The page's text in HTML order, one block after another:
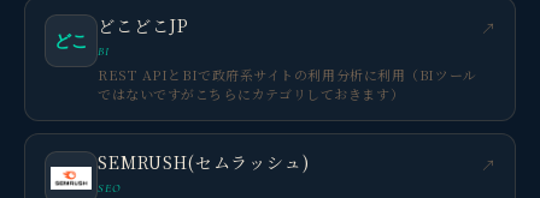
どこ
どこどこJP
BI
REST APIとBIで政府系サイトの利用分析に利用（BIツール
ではないですがこちらにカテゴリしておきます）
↗
SEMRUSH(セムラッシュ)
SEO
↗